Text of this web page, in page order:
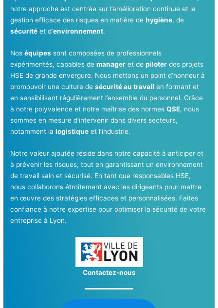
notre approche est centrée sur l’amélioration continue et la
gestion efficace des risques en matière dehygiène, de
sécurité et d’environnement.
Noséquipes sont composées de professionnels
expérimentés, capables demanager et depiloter des projets
HSE de grande envergure. Nous mettons un point d’honneur à
promouvoir une culture desécurité au travail en formant et
en sensibilisant régulièrement l’ensemble du personnel. Grâce
à notre polyvalence et notre maîtrise des normesQSE, nous
sommes en mesure d’intervenir dans divers secteurs,
notamment lalogistique et l’industrie.
Notre valeur ajoutée réside dans notre capacité à anticiper et
à prévenir les risques, tout en garantissant un environnement
de travail sain et sécurisé. En tant que responsables HSE,
nous collaborons étroitement avec les dirigeants pour mettre
en œuvre des stratégies efficaces et personnalisées. Faites
confiance à notre expertise pour optimiser la sécurité de votre
entreprise à Lyon.
Contactez-nous